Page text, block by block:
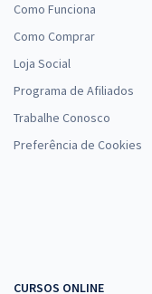
Como Funciona
Como Comprar
Loja Social
Programa de Afiliados
Trabalhe Conosco
Preferência de Cookies
CURSOS ONLINE